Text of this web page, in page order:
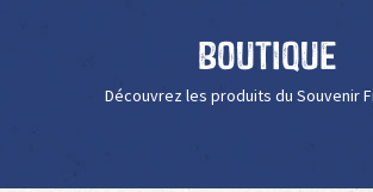
Boutique
Découvrez les produits du Souvenir